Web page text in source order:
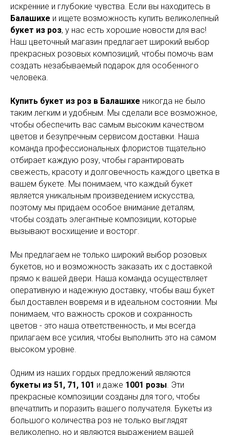
искренние и глубокие чувства. Если вы находитесь в
Балашихе и ищете возможность купить великолепный
букет из роз, у нас есть хорошие новости для вас!
Наш цветочный магазин предлагает широкий выбор
прекрасных розовых композиций, чтобы помочь вам
создать незабываемый подарок для особенного
человека.
Купить букет из роз в Балашихе никогда не было
таким легким и удобным. Мы сделали все возможное,
чтобы обеспечить вас самым высоким качеством
цветов и безупречным сервисом доставки. Наша
команда профессиональных флористов тщательно
отбирает каждую розу, чтобы гарантировать
свежесть, красоту и долговечность каждого цветка в
вашем букете. Мы понимаем, что каждый букет
является уникальным произведением искусства,
поэтому мы придаем особое внимание деталям,
чтобы создать элегантные композиции, которые
вызывают восхищение и восторг.
Мы предлагаем не только широкий выбор розовых
букетов, но и возможность заказать их с доставкой
прямо к вашей двери. Наша команда осуществляет
оперативную и надежную доставку, чтобы ваш букет
был доставлен вовремя и в идеальном состоянии. Мы
понимаем, что важность сроков и сохранность
цветов - это наша ответственность, и мы всегда
прилагаем все усилия, чтобы выполнить это на самом
высоком уровне.
Одним из наших гордых предложений являются
букеты из 51, 71, 101 и даже 1001 розы . Эти
прекрасные композиции созданы для того, чтобы
впечатлить и поразить вашего получателя. Букеты из
большого количества роз не только выглядят
великолепно, но и являются выражением вашей